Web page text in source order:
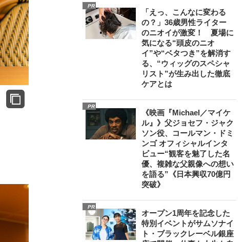
PR
「えっ、こんなに変わる
の？」36歳男性ライター
のニオイが激変！ 夏場に
気になる“頭皮のニオ
イ”や“ベタつき”を解消す
る、“ウィッグのスペシャ
リスト”が生み出した徹底
ケアとは
PR
《映画『Michael／マイケ
ル』》父ジョセフ・ジャク
ソン役、コールマン・ドミ
ンゴ オフィシャルインタ
ビュー“観客を魅了した名
優、複雑な父親像への想い
を語る”《日本興収70億円
突破》
PR
オープン1周年を記念した
特別イベントがサムソナイ
ト・ブラックレーベル銀座